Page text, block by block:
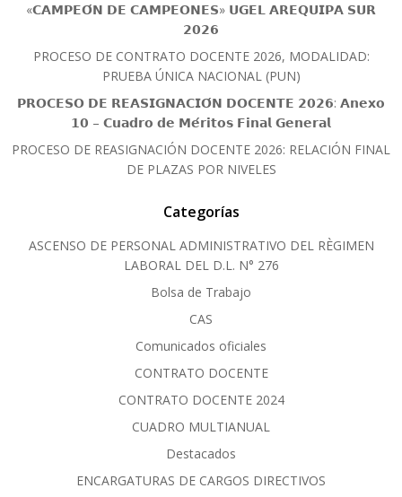
«𝗖𝗔𝗠𝗣𝗘𝗢́𝗡 𝗗𝗘 𝗖𝗔𝗠𝗣𝗘𝗢𝗡𝗘𝗦» 𝗨𝗚𝗘𝗟 𝗔𝗥𝗘𝗤𝗨𝗜𝗣𝗔 𝗦𝗨𝗥
𝟮𝟬𝟮𝟲
PROCESO DE CONTRATO DOCENTE 2026, MODALIDAD:
PRUEBA ÚNICA NACIONAL (PUN)
𝗣𝗥𝗢𝗖𝗘𝗦𝗢 𝗗𝗘 𝗥𝗘𝗔𝗦𝗜𝗚𝗡𝗔𝗖𝗜𝗢́𝗡 𝗗𝗢𝗖𝗘𝗡𝗧𝗘 𝟮𝟬𝟮𝟲: 𝗔𝗻𝗲𝘅𝗼
𝟭𝟬 – 𝗖𝘂𝗮𝗱𝗿𝗼 𝗱𝗲 𝗠𝗲́𝗿𝗶𝘁𝗼𝘀 𝗙𝗶𝗻𝗮𝗹 𝗚𝗲𝗻𝗲𝗿𝗮𝗹
PROCESO DE REASIGNACIÓN DOCENTE 2026: RELACIÓN FINAL
DE PLAZAS POR NIVELES
Categorías
ASCENSO DE PERSONAL ADMINISTRATIVO DEL RÈGIMEN
LABORAL DEL D.L. N° 276
Bolsa de Trabajo
CAS
Comunicados oficiales
CONTRATO DOCENTE
CONTRATO DOCENTE 2024
CUADRO MULTIANUAL
Destacados
ENCARGATURAS DE CARGOS DIRECTIVOS